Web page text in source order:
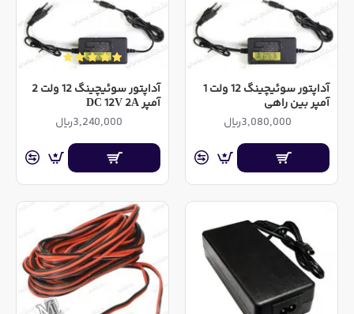
ها، ساخت تابلوهای نئون دکوراسیون داخلی و خارجی و همچنین
مصارف خانگی و اسپورت خودرو دارد
مشخصات ریسه نئون فلکسی آفتابی 12V - یک متری مارک
SUN
رنگ: آفتابی
مارک: SUNPOWER
جریان مصرفی: 700 میلی آمپر در هر متر
سایز نوار : 12x6 میلی متر
ضد آب
فواصل برشی : 25 میلی متر
آداپتور سوئیچینگ 12 ولت 1
آمپر بین راهی
3,080,000ریال
آداپتور سوئیچینگ 12 ولت 2
آمپر DC 12V 2A
3,240,000ریال